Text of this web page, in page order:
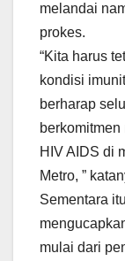
melandai
prokes.
“Kita harus
kondisi
berharap
HIV AIDS di
Metro, ”
Sementara
mulai dari